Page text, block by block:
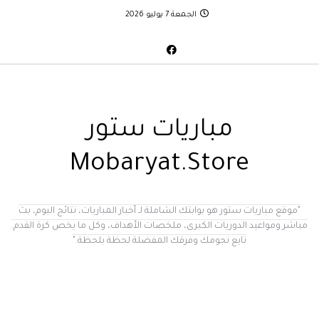
الجمعة 7 يوليو 2026
مباريات ستور
Mobaryat.Store
"موقع مباريات ستور هو بوابتك الشاملة لـ أخبار المباريات، نتائج اليوم، بث
مباشر ومواعيد الدوريات الكبرى، ملخصات الأهداف، وكل ما يخص كرة القدم.
تابع نجومك وفرقك المفضلة لحظة بلحظة."